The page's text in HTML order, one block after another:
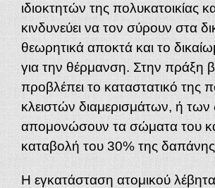
ιδιοκτητών της πολυκατοικίας
κινδυνεύει να τον σύρουν στα
θεωρητικά αποκτά και το
για την θέρμανση. Στην πράξη
προβλέπει το καταστατικό της
κλειστών διαμερισμάτων, ή
απομονώσουν τα σώματα του
καταβολή του 30% της
Η εγκατάσταση ατομικού λέβητα